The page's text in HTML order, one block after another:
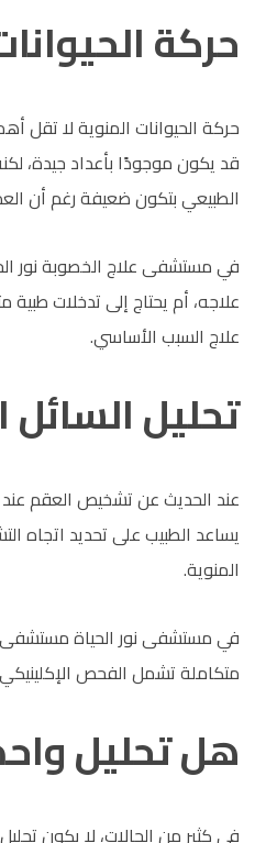
حركة
حركة الحيوانات المنوية لا
قد يكون موجودًا بأعداد جيدة،
الطبيعي بتكون ضعيفة رغم أن
في مستشفى علاج الخصوبة نور
علاجه، أم يحتاج إلى تدخلات
علاج السبب الأساسي.
تحليل
عند الحديث عن تشخيص العقم عند
يساعد الطبيب على تحديد اتجاه
المنوية.
في مستشفى نور الحياة مستشفى
متكاملة تشمل الفحص الإكلينيكي
هل تحليل
في كثير من الحالات، لا يكون